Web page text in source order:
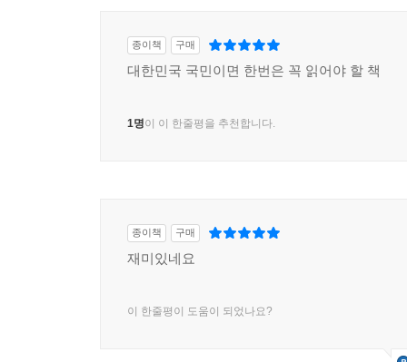
종이책 구매
대한민국 국민이면 한번은 꼭 읽어야 할 책
1명이 이 한줄평을 추천합니다.
종이책 구매
재미있네요
이 한줄평이 도움이 되었나요?